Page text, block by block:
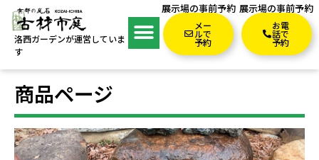
洛西ガーデンが運営していま
す
展示場の事前予約
メー
ルで
予約
展示場の事前予約
お電
話で
予約
商品ページ